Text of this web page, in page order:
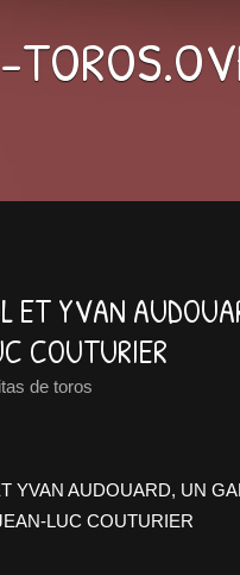
ET YVAN
COUTURIER
de toros